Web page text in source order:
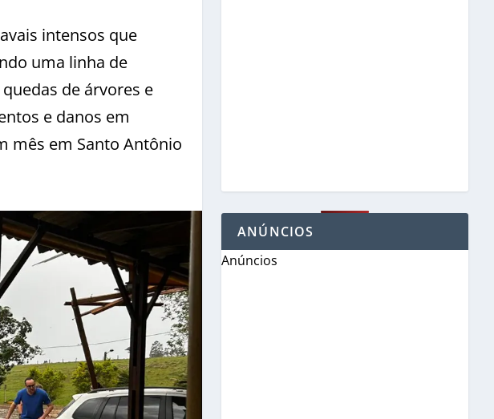
intensos que
uma linha de
de árvores e
e danos em
mês em Santo Antônio
ANÚNCIOS
Anúncios